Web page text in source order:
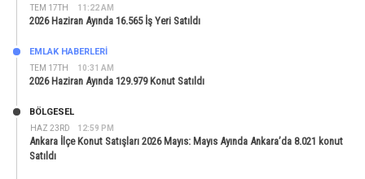
TEM 17TH 11:22 AM
2026 Haziran Ayında 16.565 İş Yeri Satıldı
TEM 17TH 10:31 AM
EMLAK HABERLERI
2026 Haziran Ayında 129.979 Konut Satıldı
HAZ 23RD 12:59 PM
BÖLGESEL
Ankara İlçe Konut Satışları 2026 Mayıs: Mayıs Ayında Ankara’da 8.021 konut
Satıldı